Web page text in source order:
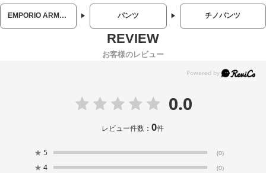
EMPORIO ARMANI (エンポリオアルマーニ) パンツ チノパンツ
お客様のレビュー
0.0
レビュー件数：0件
★ 5 (0)
★ 4 (0)